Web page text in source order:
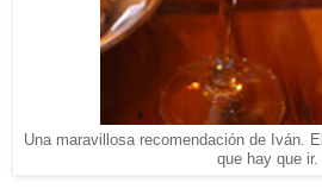
Una maravillosa recomendación de Iván. El
que hay que ir.